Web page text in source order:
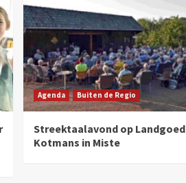
Agenda Buiten de Regio
Streektaalavond op Landgoed
Kotmans in Miste